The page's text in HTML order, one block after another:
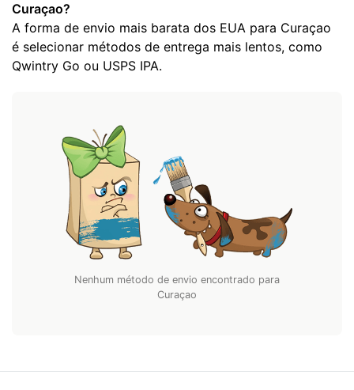
Curaçao?
A forma de envio mais barata dos EUA para Curaçao
é selecionar métodos de entrega mais lentos, como
Qwintry Go ou USPS IPA.
Nenhum método de envio encontrado para
Curaçao